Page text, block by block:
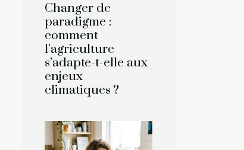
Changer de
paradigme :
comment
l’agriculture
s’adapte-t-elle aux
enjeux
climatiques ?